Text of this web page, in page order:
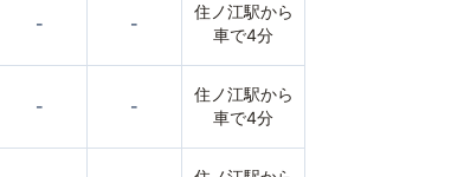
- -
住ノ江駅から
車で4分
- -
住ノ江駅から
車で4分